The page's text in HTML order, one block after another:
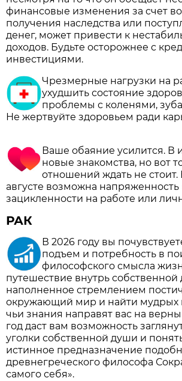
финансовые изменения за счет
получения наследства или
денег, может привести к
доходов. Будьте осторожнее с
инвестициями.
Чрезмерные нагрузки на
ухудшить состояние
проблемы с коленями,
Не жертвуйте здоровьем ради
Ваше обаяние усилится. В
новые знакомства, но вот
отношений ждать не стоит.
августе возможна напряженность
зацикленности на работе или
РАК
В 2026 году вы
подъем и потребность в
философского смысла
путешествие внутрь собственной
наполненное стремлением
окружающий мир и найти мудрых
чьи знания направят вас на
год даст вам возможность
уголки собственной души и
истинное предназначение
древнегреческого философа
самого себя».